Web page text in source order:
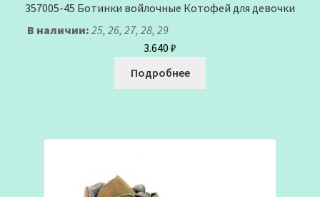
357005-45 Ботинки войлочные Котофей для девочки
В наличии: 25, 26, 27, 28, 29
3.640 ₽
Подробнее